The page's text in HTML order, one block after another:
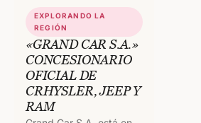
EXPLORANDO LA
REGIÓN
«GRAND CAR S.A.»
CONCESIONARIO
OFICIAL DE
CRHYSLER, JEEP Y
RAM